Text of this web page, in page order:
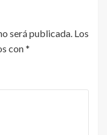
será publicada. Los
con*